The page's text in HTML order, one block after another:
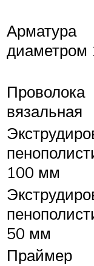
Арматура
диаметром
Проволока
вязальная
100 мм
50 мм
Праймер